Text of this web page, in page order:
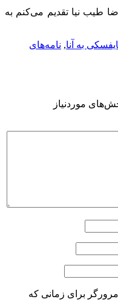
طیب نیا تقدیم می‌کنم به
به آنا, نامه‌های
موردنیاز
برای زمانی که